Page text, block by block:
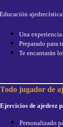
Educación
Una
Preparado para
Te encantarán
Todo jugador de
Ejercicios de ajedrez
Personalizado